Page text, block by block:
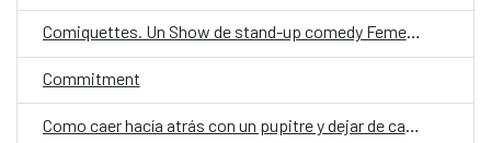
Comiquettes. Un Show de stand-up comedy Femenino
Commitment